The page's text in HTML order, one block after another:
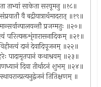
ताभ्यां साकेता सरयूमनु ॥१८॥
वै बद्रीयात्रार्थमादरात् ॥१९॥
प्रजग्मतुः ॥२०॥
परित्यक्तशृंगारासनादिकम् ॥२१॥
दानं देवादिपूजनम् ॥२२॥
हरेः पादामृतपानं कथाश्रवम् ॥२३॥
दिवा तीर्थाटनं शुभम् ॥२४॥
तितिक्षणम् ॥